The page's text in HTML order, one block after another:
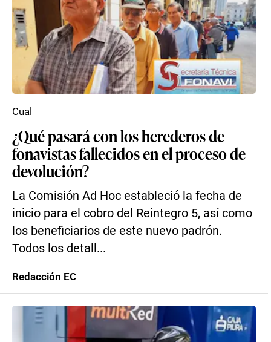
¿Qué pasará con los herederos de
fonavistas fallecidos en el proceso de
devolución?
La Comisión Ad Hoc estableció la fecha de
inicio para el cobro del Reintegro 5, así como
los beneficiarios de este nuevo padrón.
Todos los detall...
Cual
Redacción EC